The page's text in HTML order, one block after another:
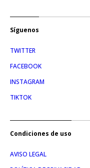
Síguenos
TWITTER
FACEBOOK
INSTAGRAM
TIKTOK
Condiciones de uso
AVISO LEGAL